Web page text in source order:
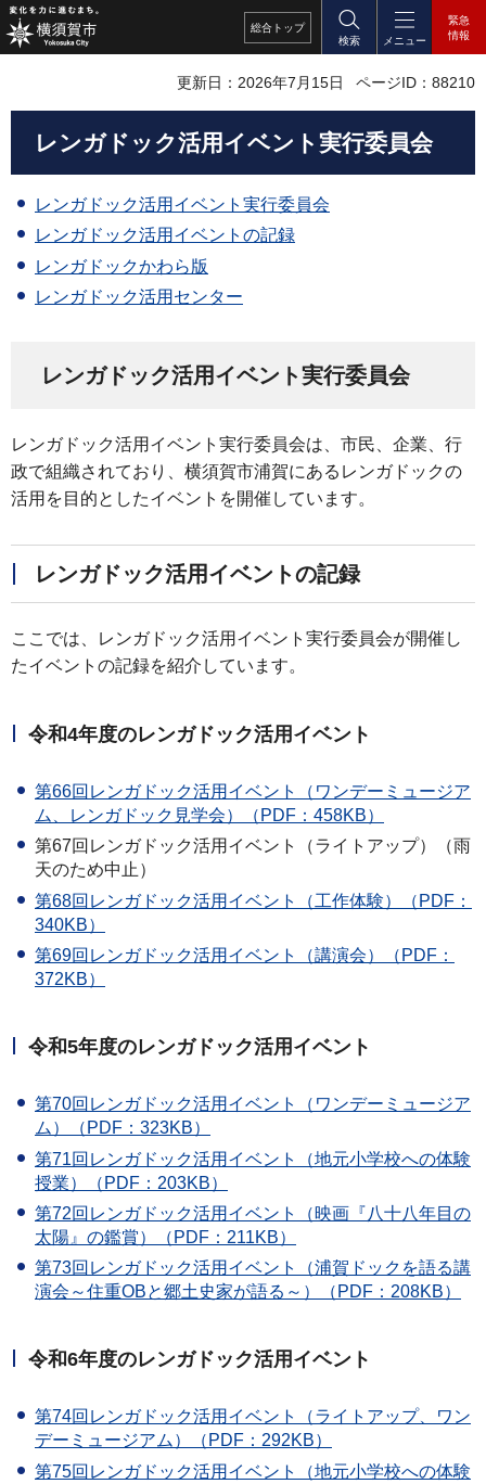
総合 トップ
検索
メニュー
緊急
情報
更新日：2026年7月15日 ページID：88210
レンガドック活用イベント実行委員会
レンガドック活用イベント実行委員会
レンガドック活用イベントの記録
レンガドックかわら版
レンガドック活用センター
レンガドック活用イベント実行委員会
レンガドック活用イベント実行委員会は、市民、企業、行
政で組織されており、横須賀市浦賀にあるレンガドックの
活用を目的としたイベントを開催しています。
レンガドック活用イベントの記録
ここでは、レンガドック活用イベント実行委員会が開催し
たイベントの記録を紹介しています。
令和4年度のレンガドック活用イベント
第66回レンガドック活用イベント（ワンデーミュージア
ム、レンガドック見学会）（PDF：458KB）
第67回レンガドック活用イベント（ライトアップ）（雨
天のため中止）
第68回レンガドック活用イベント（工作体験）（PDF：
340KB）
第69回レンガドック活用イベント（講演会）（PDF：
372KB）
令和5年度のレンガドック活用イベント
第70回レンガドック活用イベント（ワンデーミュージア
ム）（PDF：323KB）
第71回レンガドック活用イベント（地元小学校への体験
授業）（PDF：203KB）
第72回レンガドック活用イベント（映画『八十八年目の
太陽』の鑑賞）（PDF：211KB）
第73回レンガドック活用イベント（浦賀ドックを語る講
演会～住重OBと郷土史家が語る～）（PDF：208KB）
令和6年度のレンガドック活用イベント
第74回レンガドック活用イベント（ライトアップ、ワン
デーミュージアム）（PDF：292KB）
第75回レンガドック活用イベント（地元小学校への体験